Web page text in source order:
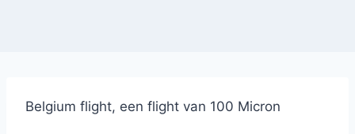
Belgium flight, een flight van 100 Micron